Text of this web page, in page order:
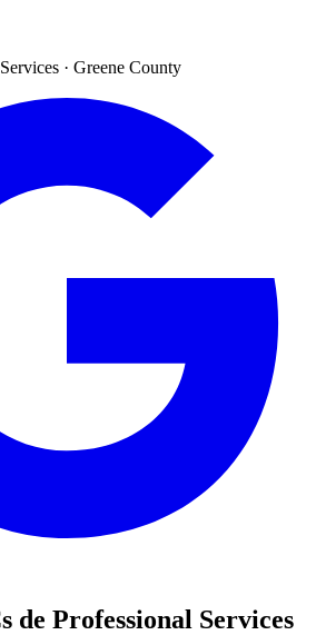
· Greene County
de Professional Services